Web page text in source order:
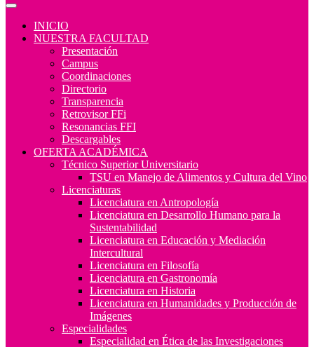
INICIO
NUESTRA FACULTAD
Presentación
Campus
Coordinaciones
Directorio
Transparencia
Retrovisor FFi
Resonancias FFI
Descargables
OFERTA ACADÉMICA
Técnico Superior Universitario
TSU en Manejo de Alimentos y Cultura del Vino
Licenciaturas
Licenciatura en Antropología
Licenciatura en Desarrollo Humano para la
Sustentabilidad
Licenciatura en Educación y Mediación
Intercultural
Licenciatura en Filosofía
Licenciatura en Gastronomía
Licenciatura en Historia
Licenciatura en Humanidades y Producción de
Imágenes
Especialidades
Especialidad en Ética de las Investigaciones